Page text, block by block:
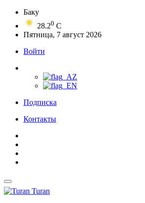
Баку
28.20 C
Пятница, 7 август 2026
Войти
Подписка
Контакты
Turan